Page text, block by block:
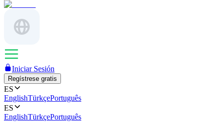
Iniciar Sesión
Regístrese gratis
ES
EnglishTürkçePortuguês
ES
EnglishTürkçePortuguês